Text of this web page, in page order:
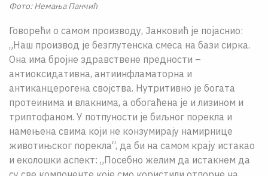
Фото: Немања Панчић
Говорећи о самом производу, Јанковић је појаснио:
„Наш производ је безглутенска смеса на бази сирка.
Она има бројне здравствене предности –
антиоксидативна, антиинфламаторна и
антиканцерогена својства. Нутритивно је богата
протеинима и влакнима, а обогаћена је и лизином и
триптофаном. У потпуности је биљног порекла и
намењена свима који не конзумирају намирнице
животињског порекла“, да би на самом крају истакао
и еколошки аспект: „Посебно желим да истакнем да